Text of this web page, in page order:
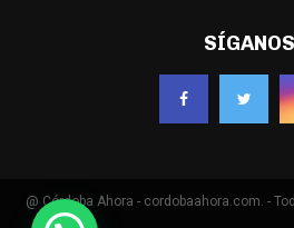
SÍGANOS
@ Córdoba Ahora - cordobaahora.com. -